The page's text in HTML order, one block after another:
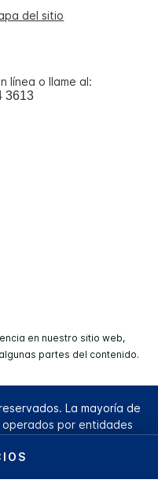
del sitio
línea o llame al:
3613
en nuestro sitio web,
partes del contenido.
La mayoría de
por entidades